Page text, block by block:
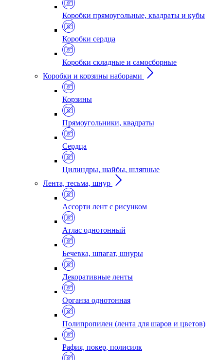
Коробки прямоугольные, квадраты и кубы
Коробки сердца
Коробки складные и самосборные
Коробки и корзины наборами
Корзины
Прямоугольники, квадраты
Сердца
Цилиндры, шайбы, шляпные
Лента, тесьма, шнур
Ассорти лент с рисунком
Атлас однотонный
Бечевка, шпагат, шнуры
Декоративные ленты
Органза однотонная
Полипропилен (лента для шаров и цветов)
Рафия, покер, полисилк